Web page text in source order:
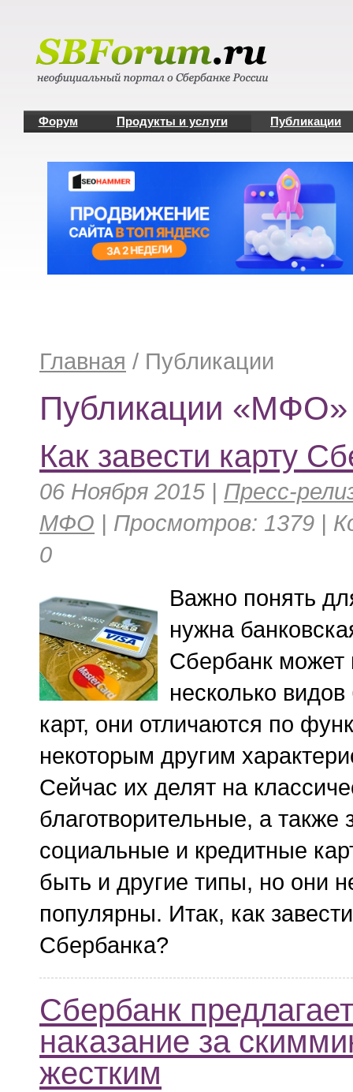
Форум Продукты и услуги Публикации
Главная / Публикации
Публикации «МФО»
Как завести карту
06 Ноября 2015 | Пресс-
МФО | Просмотров: 1379 |
0
Важно понять
нужна
Сбербанк может
несколько видов
карт, они отличаются по
некоторым другим
Сейчас их делят на
благотворительные, а также
социальные и кредитные
быть и другие типы, но они
популярны. Итак, как
Сбербанка?
Сбербанк
наказание за
жестким